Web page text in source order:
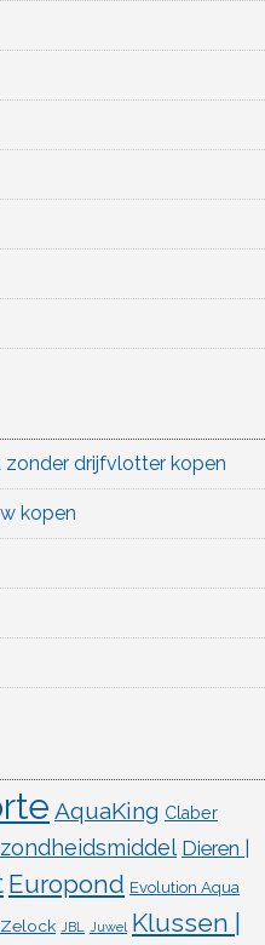
drijfvlotter kopen
kopen
AquaKing Claber
Dieren |
Europond Evolution Aqua
JBL Juwel Klussen |